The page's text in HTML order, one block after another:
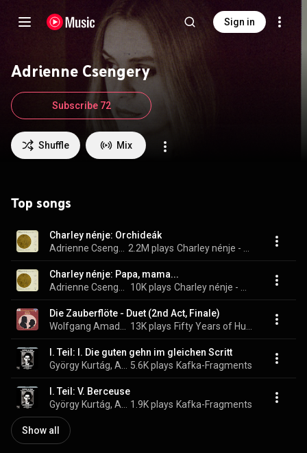
Sign in
Adrienne Csengery
Shuffle Mix
Subscribe 72
Top songs
Charley nénje: Orchideák
2.2M plays
Charley nénje: Papa, mama...
10K plays
Die Zauberflöte - Duet (2nd Act, Finale)
13K plays
I. Teil: I. Die guten gehn im gleichen Scritt
5.6K plays Kafka-Fragments
I. Teil: V. Berceuse
1.9K plays Kafka-Fragments
Show all